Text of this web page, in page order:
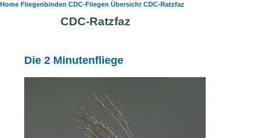
Home Fliegenbinden CDC-Fliegen Übersicht CDC-Ratzfaz
CDC-Ratzfaz
Die 2 Minutenfliege